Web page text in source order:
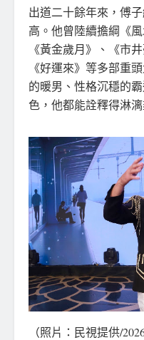
出道二十餘年來，傅
高。他曾陸續擔綱《
《黃金歲月》、《市
《好運來》等多部重
的暖男、性格沉穩的
色，他都能詮釋得淋漓
（照片：民視提供/